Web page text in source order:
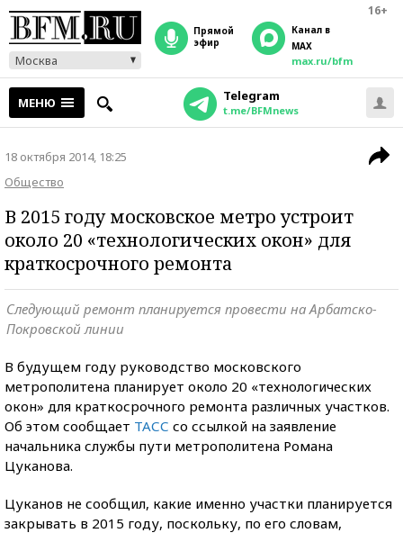
16+
Москва
прямой
эфир
Канал в
MAX
max.ru/bfm
МЕНЮ Telegram
t.me/BFMnews
18 октября 2014, 18:25
Общество
В 2015 году московское метро устроит
около 20 «технологических окон» для
краткосрочного ремонта
Следующий ремонт планируется провести на Арбатско-
Покровской линии
В будущем году руководство московского
метрополитена планирует около 20 «технологических
окон» для краткосрочного ремонта различных участков.
Об этом сообщает ТАСС со ссылкой на заявление
начальника службы пути метрополитена Романа
Цуканова.
Цуканов не сообщил, какие именно участки планируется
закрывать в 2015 году, поскольку, по его словам,